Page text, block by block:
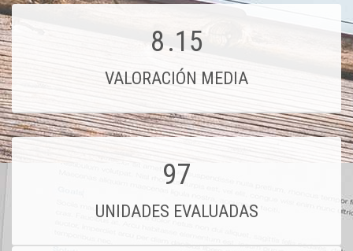
8.15
VALORACIÓN MEDIA
97
UNIDADES EVALUADAS